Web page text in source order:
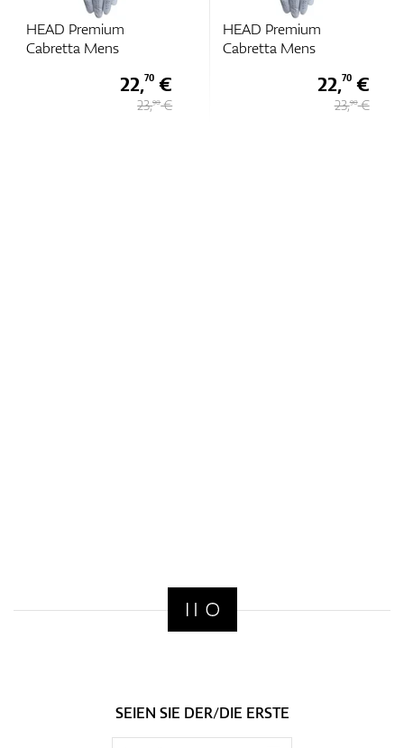
HEAD Premium
Cabretta Mens
22,70 €
23,90€
HEAD Premium
Cabretta Mens
22,70€
23,90€
SEIEN SIE DER/DIE ERSTE